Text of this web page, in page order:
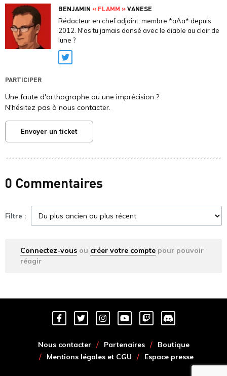
BENJAMIN « FLAMM »VANESE
Rédacteur en chef adjoint, membre *aAa* depuis
2012. N'as tu jamais dansé avec le diable au clair de
lune ?
Twitter
PARTICIPER
Une faute d'orthographe ou une imprécision ?
N'hésitez pas à nous contacter.
Envoyer un ticket
0 Commentaires
Filtre :
Connectez-vous ou créer votre compte pour pouvoir
réagir
Nous contacter Partenaires
Boutique
Mentions légales et CGU
Espace presse